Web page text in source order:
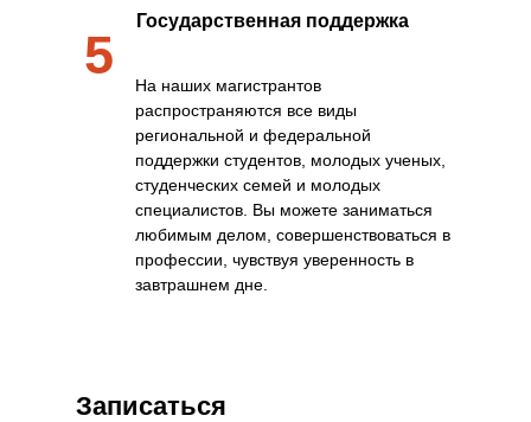
5
Государственная поддержка
На наших магистрантов
распространяются все виды
региональной и федеральной
поддержки студентов, молодых ученых,
студенческих семей и молодых
специалистов. Вы можете заниматься
любимым делом, совершенствоваться в
профессии, чувствуя уверенность в
завтрашнем дне.
Записаться